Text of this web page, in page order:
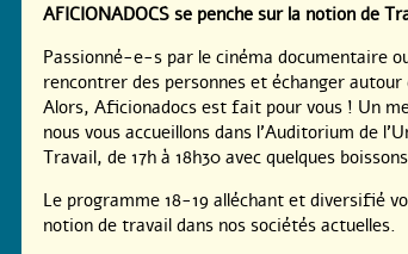
AFICIONADOCS se penche sur la notion de
Passionné-e-s par le cinéma documentaire
rencontrer des personnes et échanger autour
Alors, Aficionadocs est fait pour vous ! Un
nous vous accueillons dans l’Auditorium de
Travail, de 17h à 18h30 avec quelques
Le programme 18-19 alléchant et diversifié
notion de travail dans nos sociétés actuelles.